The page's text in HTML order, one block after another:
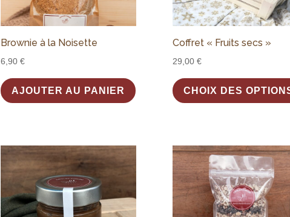
Brownie à la Noisette
6,90 €
AJOUTER AU PANIER
Coffret « Fruits secs »
29,00 €
CHOIX DES